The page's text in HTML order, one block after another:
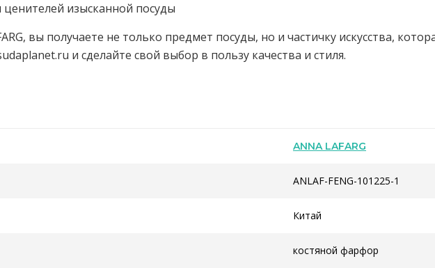
изысканной посуды
вы получаете не только предмет посуды, но и частичку искусства,
и сделайте свой выбор в пользу качества и стиля.
ANNA LAFARG
ANLAF-FENG-101225-1
Китай
костяной фарфор